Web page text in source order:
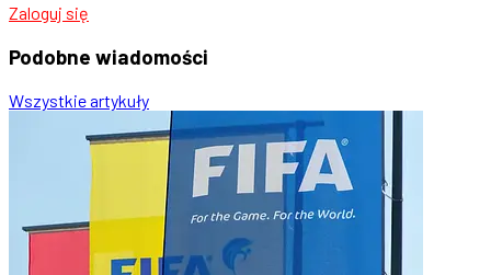
Zaloguj się
Podobne wiadomości
Wszystkie artykuły